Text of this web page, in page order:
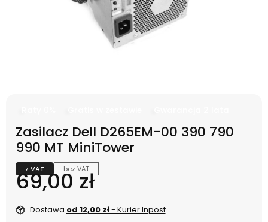
Zasilacz Dell D265EM-00 390 790
990 MT MiniTower
z VAT bez VAT
Cena
69,00 zł
Dostawa od 12,00 zł- Kurier Inpost